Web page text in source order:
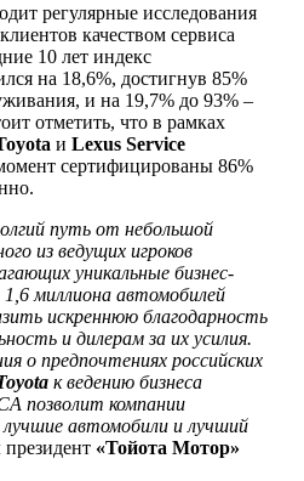
регулярные исследования
качеством сервиса
10 лет индекс
на 18,6%, достигнув 85%
и на 19,7% до 93% –
отметить, что в рамках
и Lexus Service
сертифицированы 86%
путь от небольшой
из ведущих игроков
уникальные бизнес-
миллиона автомобилей
искреннюю благодарность
и дилерам за их усилия.
о предпочтениях российских
к ведению бизнеса
позволит компании
автомобили и лучший
президент «Тойота Мотор»